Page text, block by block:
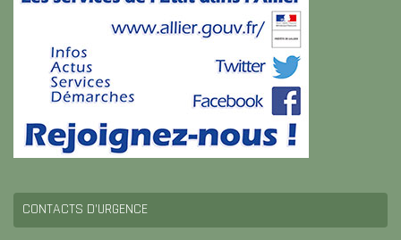
CONTACTS D’URGENCE